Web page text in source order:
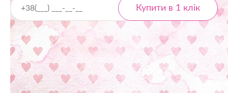
Доставка
Відділення «Нова пошта» - від 40 ₴
Кур'єром «Нова пошта» - від 60 ₴